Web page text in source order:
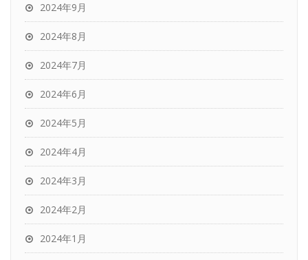
2024年9月
2024年8月
2024年7月
2024年6月
2024年5月
2024年4月
2024年3月
2024年2月
2024年1月